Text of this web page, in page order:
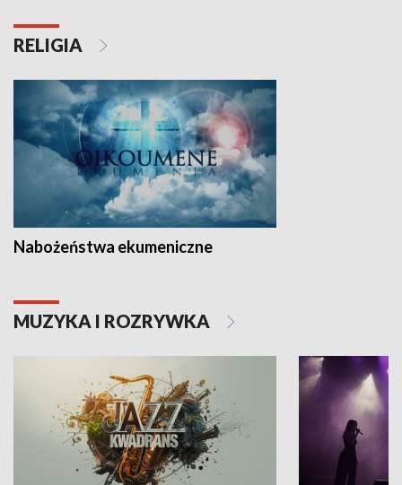
RELIGIA
Nabożeństwa ekumeniczne
MUZYKA I ROZRYWKA